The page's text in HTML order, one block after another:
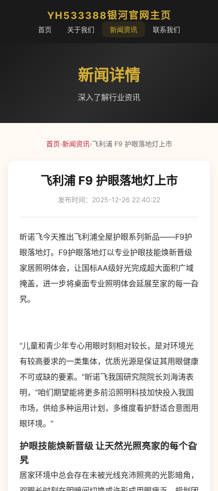
YH533388银河官网主页
首页 关于我们 新闻资讯 联系我们
新闻详情
深入了解行业资讯
首页›新闻资讯›飞利浦 F9 护眼落地灯上市
飞利浦 F9 护眼落地灯上市
发布时间：2025-12-26 22:40:22
昕诺飞今天推出飞利浦全屋护眼系列新品——F9护
眼落地灯。F9护眼落地灯以专业护眼技能焕新晋级
家居照明体会，让国标AA级好光完成超大面积广域
掩盖，进一步将桌面专业照明体会延展至家的每一旮
旯。
“儿童和青少年专心用眼时刻相对较长，是对环境光
有较高要求的一类集体，优质光源是保证其用眼健康
不可或缺的要素。”昕诺飞我国研究院院长刘海涛表
明，“咱们期望能将更多前沿照明科技加快投入我国
市场，供给多种运用计划，多维度看护舒适合意图用
眼环境。”
护眼技能焕新晋级 让天然光照亮家的每个旮
旯
居家环境中总会存在未被光线充沛照亮的光影暗角，